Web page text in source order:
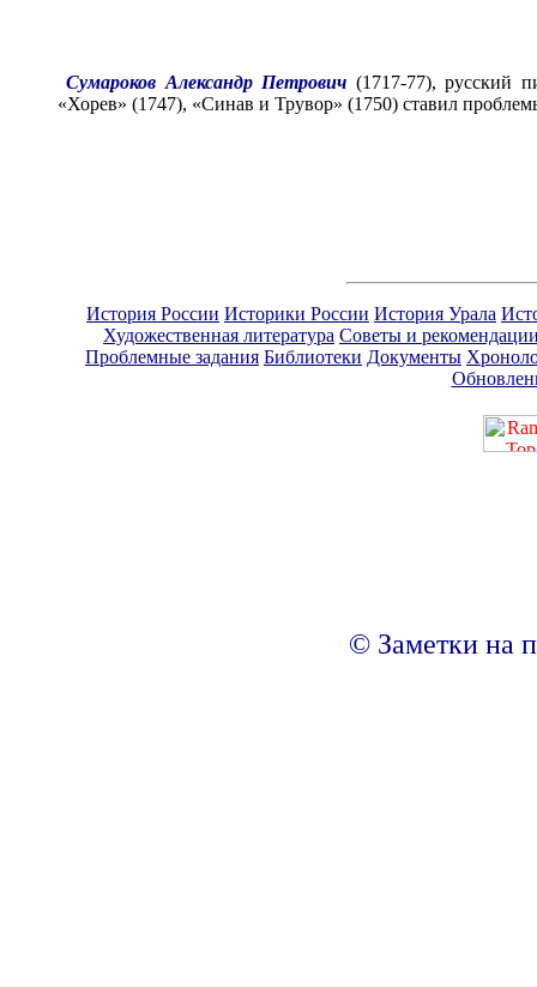
Сумароков Александр Петрович (1717-77), русский
«Хорев» (1747), «Синав и Трувор» (1750) ставил
История России Историки России История Урала
Художественная литература Советы и
Проблемные задания Библиотеки Документы
© Заметки на